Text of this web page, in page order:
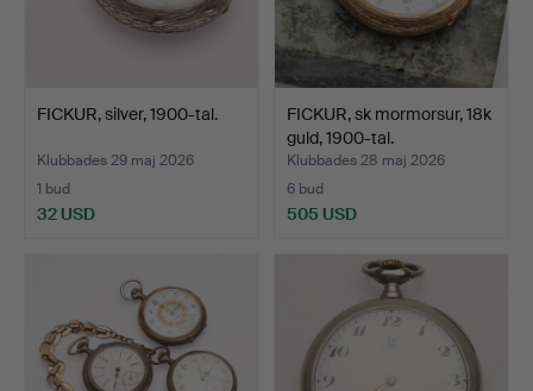
FICKUR, silver, 1900-tal.
Klubbades 29 maj 2026
1 bud
32 USD
FICKUR, sk mormorsur, 18k
guld, 1900-tal.
Klubbades 28 maj 2026
6 bud
505 USD